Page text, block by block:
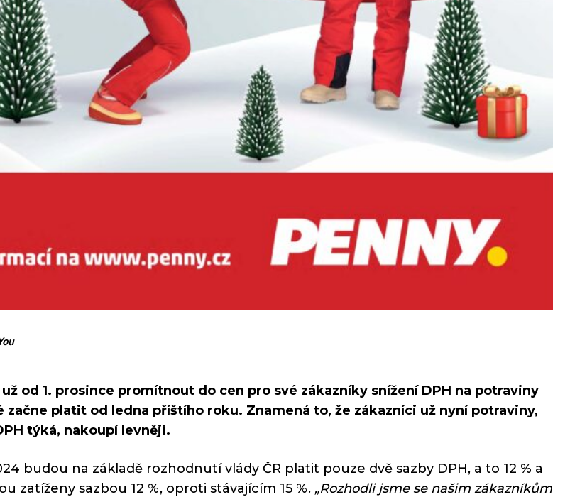
už od 1. prosince promítnout do cen pro své zákazníky snížení DPH na potraviny
začne platit od ledna příštího roku. Znamená to, že zákazníci už nyní potraviny,
týká, nakoupí levněji.
budou na základě rozhodnutí vlády ČR platit pouze dvě sazby DPH, a to 12 % a
zatíženy sazbou 12 %, oproti stávajícím 15 %. „Rozhodli jsme se našim zákazníkům